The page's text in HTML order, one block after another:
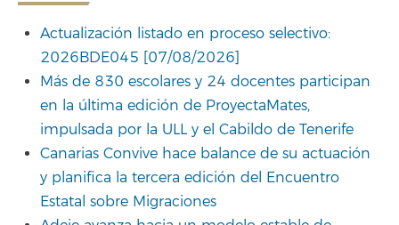
Actualización listado en proceso selectivo:
2026BDE045 [07/08/2026]
Más de 830 escolares y 24 docentes participan
en la última edición de ProyectaMates,
impulsada por la ULL y el Cabildo de Tenerife
Canarias Convive hace balance de su actuación
y planifica la tercera edición del Encuentro
Estatal sobre Migraciones